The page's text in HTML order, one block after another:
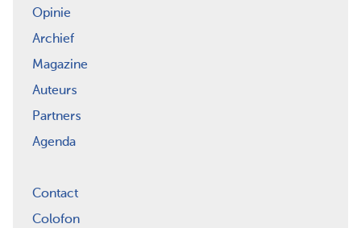
Opinie
Archief
Magazine
Auteurs
Partners
Agenda
Contact
Colofon